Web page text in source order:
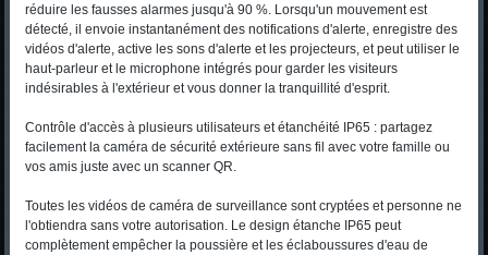
réduire les fausses alarmes jusqu'à 90 %. Lorsqu'un mouvement est
détecté, il envoie instantanément des notifications d'alerte, enregistre des
vidéos d'alerte, active les sons d'alerte et les projecteurs, et peut utiliser le
haut-parleur et le microphone intégrés pour garder les visiteurs
indésirables à l'extérieur et vous donner la tranquillité d'esprit.
Contrôle d'accès à plusieurs utilisateurs et étanchéité IP65 : partagez
facilement la caméra de sécurité extérieure sans fil avec votre famille ou
vos amis juste avec un scanner QR.
Toutes les vidéos de caméra de surveillance sont cryptées et personne ne
l'obtiendra sans votre autorisation. Le design étanche IP65 peut
complètement empêcher la poussière et les éclaboussures d'eau de